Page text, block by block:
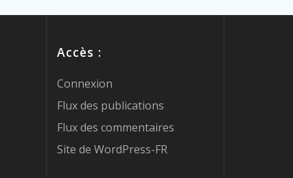
Accès :
Connexion
Flux des publications
Flux des commentaires
Site de WordPress-FR